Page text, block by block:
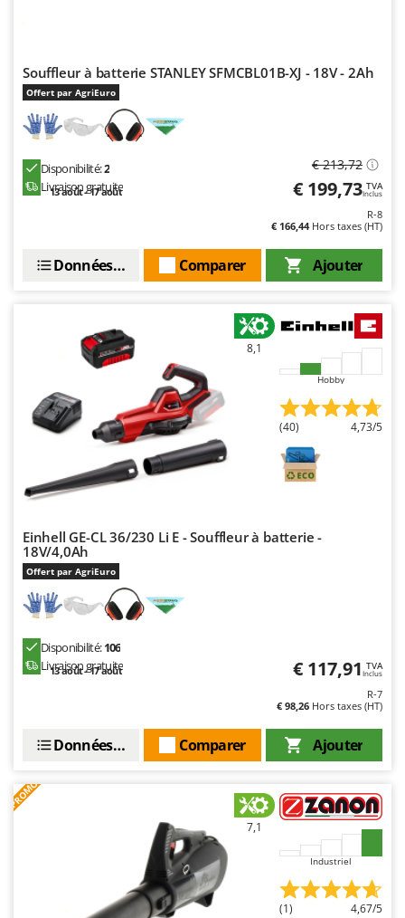
Z
Zanon
Zephir
ZGrills
Zodiac
Souffleur à batterie STANLEY SFMCBL01B-XJ - 18V - 2Ah
Offert par AgriEuro
Disponibilité:2
Livraison gratuite
13 août - 17 août
€ 213,72
€ 199,73 TVA
Inclus
R-8
€ 166,44Hors taxes (HT)
Ajouter
Comparer
Données techniques
8,1
Hobby
(40) 4,73/5
Einhell GE-CL 36/230 Li E - Souffleur à batterie -
18V/4,0Ah
Offert par AgriEuro
Disponibilité:106
Livraison gratuite
13 août - 17 août € 117,91 TVA
Inclus
R-7
€ 98,26 Hors taxes (HT)
Ajouter
Comparer
Données techniques
PROMO
7,1
Industriel
(1) 4,67/5